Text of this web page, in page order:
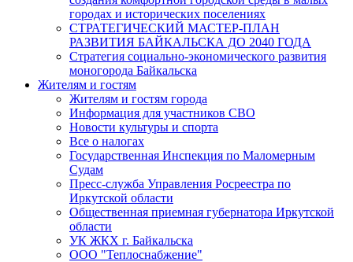
городах и исторических поселениях
СТРАТЕГИЧЕСКИЙ МАСТЕР-ПЛАН
РАЗВИТИЯ БАЙКАЛЬСКА ДО 2040 ГОДА
Стратегия социально-экономического развития
моногорода Байкальска
Жителям и гостям
Жителям и гостям города
Информация для участников СВО
Новости культуры и спорта
Все о налогах
Государственная Инспекция по Маломерным
Судам
Пресс-служба Управления Росреестра по
Иркутской области
Общественная приемная губернатора Иркутской
области
УК ЖКХ г. Байкальска
ООО "Теплоснабжение"